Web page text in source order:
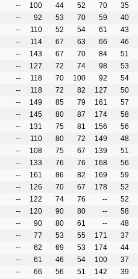
-- 100 44 52 70 35
-- 92 53 70 59 40
-- 110 52 54 61 43
-- 114 67 63 66 46
-- 143 67 70 84 51
-- 127 72 74 98 53
-- 118 70 100 92 54
-- 118 72 82 127 50
-- 149 85 79 161 57
-- 145 80 87 174 58
-- 131 75 81 156 56
-- 110 80 72 149 48
-- 108 75 67 139 51
-- 133 76 76 168 56
-- 161 86 82 169 59
-- 126 70 67 178 52
-- 122 74 76 -- 52
-- 120 90 80 -- 58
-- 90 80 61 -- 48
-- 77 53 55 171 37
-- 62 69 53 174 44
-- 61 46 54 100 37
-- 66 56 51 142 39